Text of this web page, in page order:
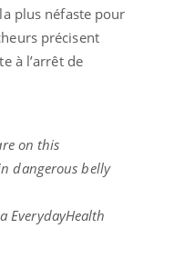
plus néfaste pour
précisent
à l’arrêt de
on this
dangerous belly
EverydayHealth